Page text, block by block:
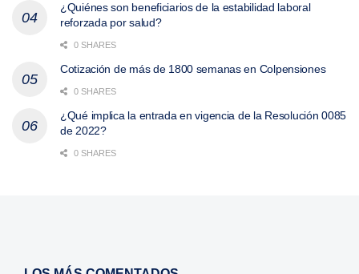
¿Quiénes son beneficiarios de la estabilidad laboral
reforzada por salud?
0 SHARES
Cotización de más de 1800 semanas en Colpensiones
0 SHARES
¿Qué implica la entrada en vigencia de la Resolución 0085
de 2022?
0 SHARES